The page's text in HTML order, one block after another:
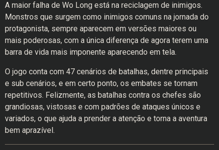
A maior falha de Wo Long está na reciclagem de inimigos.
Monstros que surgem como inimigos comuns na jornada do
protagonista, sempre aparecem em versões maiores ou
mais poderosas, com a única diferença de agora terem uma
barra de vida mais imponente aparecendo em tela.
O jogo conta com 47 cenários de batalhas, dentre principais
e sub cenários, e em certo ponto, os embates se tornam
repetitivos. Felizmente, as batalhas contra os chefes são
grandiosas, vistosas e com padrões de ataques únicos e
variados, o que ajuda a prender a atenção e torna a aventura
bem aprazível.